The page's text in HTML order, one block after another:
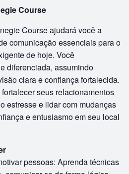
Course
Course ajudará você a
comunicação essenciais para o
de hoje. Você
diferenciada, assumindo
clara e confiança fortalecida.
seus relacionamentos
estresse e lidar com mudanças
e entusiasmo em seu local
pessoas: Aprenda técnicas